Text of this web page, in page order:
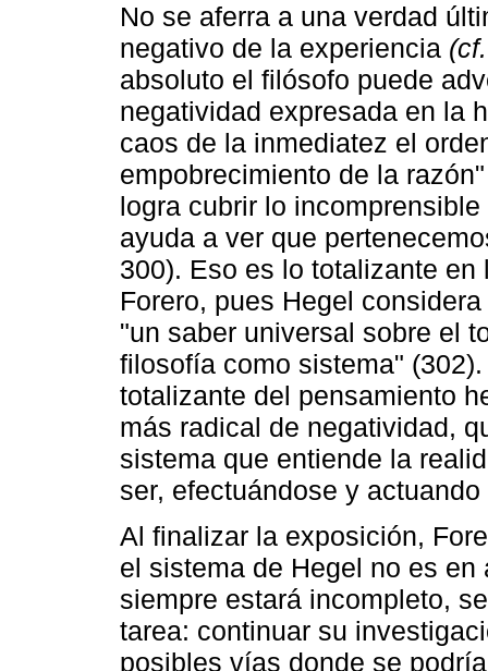
No se aferra a una verdad
negativo de la experiencia (cf.
absoluto el filósofo puede
negatividad expresada en la
caos de la inmediatez el
empobrecimiento de la
logra cubrir lo
ayuda a ver que
300). Eso es lo totalizante
Forero, pues Hegel
"un saber universal sobre el
filosofía como sistema"
totalizante del pensamiento
más radical de negatividad,
sistema que entiende la
ser, efectuándose y
Al finalizar la exposición,
el sistema de Hegel no es
siempre estará incompleto,
tarea: continuar su
posibles vías donde se